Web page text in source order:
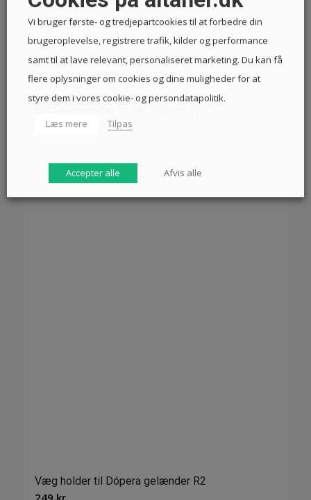
4.186 kr.
Vælg muligheder
Væg holder til Dópera gelænder R2
Vi bruger første- og tredjepartcookies til at forbedre din
brugeroplevelse, registrere trafik, kilder og performance
samt til at lave relevant, personaliseret marketing. Du kan få
flere oplysninger om cookies og dine muligheder for at
styre dem i vores cookie- og persondatapolitik.
Læs mere Tilpas
Accepter alle Afvis alle